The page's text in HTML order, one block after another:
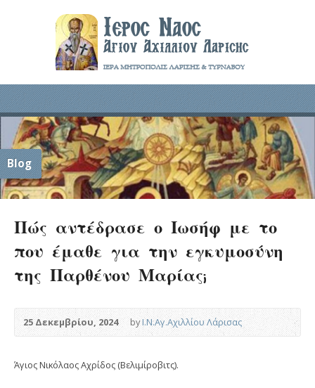
Blog
Πώς αντέδρασε ο Ιωσήφ με το
που έμαθε για την εγκυμοσύνη
της Παρθένου Μαρίας;
25 Δεκεμβρίου, 2024 byΙ.Ν.Αγ.Αχιλλίου Λάρισας
Άγιος Νικόλαος Αχρίδος (Βελιμίροβιτς).